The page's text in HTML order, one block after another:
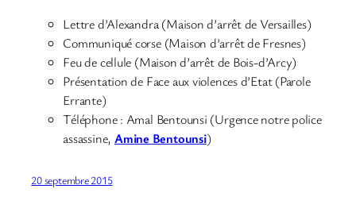
Lettre d’Alexandra (Maison d’arrêt de Versailles)
Communiqué corse (Maison d’arrêt de Fresnes)
Feu de cellule (Maison d’arrêt de Bois-d’Arcy)
Présentation de Face aux violences d’Etat (Parole
Errante)
Téléphone : Amal Bentounsi (Urgence notre police
assassine, Amine Bentounsi)
20 septembre 2015